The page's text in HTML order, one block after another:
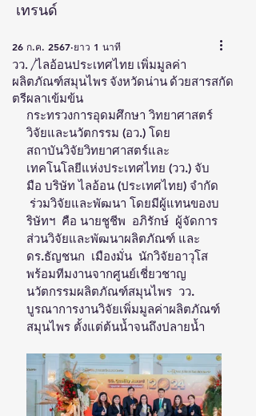
เทรนด์
วว. /ไลอ้อนประเทศไทย เพิ่มมูลค่า
ผลิตภัณฑ์สมุนไพร จังหวัดน่าน ด้วยสารสกัด
ตรีผลาเข้มข้น
26 ก.ค. 2567 ยาว 1 นาที
กระทรวงการอุดมศึกษา วิทยาศาสตร์
วิจัยและนวัตกรรม (อว.) โดย
สถาบันวิจัยวิทยาศาสตร์และ
เทคโนโลยีแห่งประเทศไทย (วว.) จับ
มือ บริษัท ไลอ้อน (ประเทศไทย) จำกัด
ร่วมวิจัยและพัฒนา โดยมีผู้แทนของบ
ริษัทฯ  คือ นายชูชีพ  อภิรักษ์  ผู้จัดการ
ส่วนวิจัยและพัฒนาผลิตภัณฑ์ และ
ดร.ธัญชนก  เมืองมั่น  นักวิจัยอาวุโส
พร้อมทีมงานจากศูนย์เชี่ยวชาญ
นวัตกรรมผลิตภัณฑ์สมุนไพร  วว.
บูรณาการงานวิจัยเพิ่มมูลค่าผลิตภัณฑ์
สมุนไพร ตั้งแต่ต้นน้ำจนถึงปลายน้ำ